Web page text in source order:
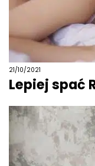
21/10/2021
Lepiej spać